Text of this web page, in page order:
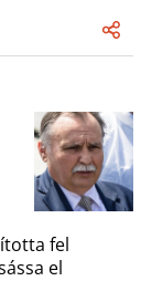
fel
el